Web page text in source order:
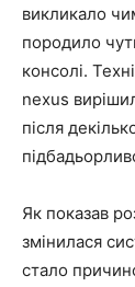
викликало
породило
консолі.
nexus
після
Як показав
змінилася
стало